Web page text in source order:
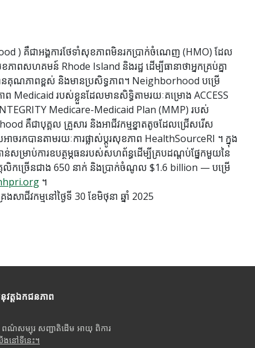
) គឺជាអង្គការថែទាំសុខភាពមិនរកប្រាក់ចំណេញ (HMO) ដែល
ភាពសហគមន៍ Rhode Island និងរដ្ឋ ដើម្បីធានាថាអ្នកគ្រប់គ្នា
គុណភាពខ្ពស់ និងមានប្រសិទ្ធភាព។ Neighborhood បម្រើ
Medicaid របស់ខ្លួនដែលមានសិទ្ធិតាមរយៈគម្រោង ACCESS
Medicare-Medicaid Plan (MMP) របស់
គឺជាបុគ្គល គ្រួសារ និងអាជីវកម្មខ្នាតតូចដែលជ្រើសរើស
កបានតាមរយៈការផ្លាស់ប្តូរសុខភាព HealthSourceRI ។ ក្នុង
រាប់ការឧបត្ថម្ភធនរបស់សហព័ន្ធដើម្បីគ្របដណ្តប់ផ្នែកមួយនៃ
កច្រើនជាង 650 នាក់ និងប្រាក់ចំណូល $1.6 billion — បម្រើ
។
ជីវកម្មនៅថ្ងៃទី 30 ខែមិថុនា ឆ្នាំ 2025
ត្តឯកជនភាព
ពណ៌សម្បុរ សញ្ជាតិដើម អាយុ ពិការ
នៅទីនេះ។